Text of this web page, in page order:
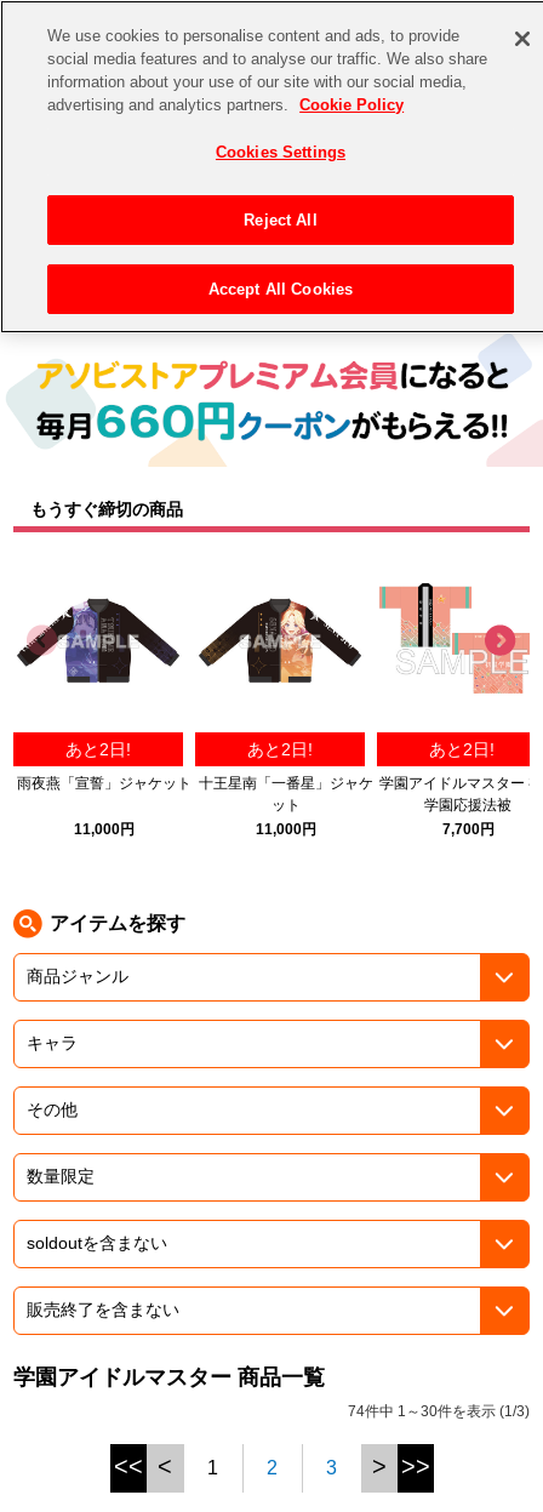
CHANNEL STORE EVENT
ゲーム 電子書籍
EVENT
ASOBI STAGE
その他先行受付
プレミアム会員とは
アイドルマスターシリーズ
アイドルマスター
アイドルマスター ミリオンライブ！
アイドルマスター SideM
学園アイドルマスター
テイルズ オブ シリーズ
パックマン
ナムコクラシック
ガンダムシリーズ
ドラゴンボール
ラブライブ！
ラブライブ！サンシャイン‼
アイドリッシュセブン
イベントグッズ
トイ・ホビー
アイドルマスター シリーズ> 学園アイドルマスター
もうすぐ締切の商品
あと2日!
雨夜燕「宣誓」ジャケット
11,000円
あと2日!
十王星南「一番星」ジャケ
ット
11,000円
あと2日!
学園アイドルマスター
学園応援法被
7,700円
アイテムを探す
学園アイドルマスター 商品一覧
74件中 1～30件を表示 (1/3)
<< < 1 2 3 > >>
We use cookies to personalise content and ads, to provide
social media features and to analyse our traffic. We also share
information about your use of our site with our social media,
advertising and analytics partners.
Cookie Policy
Cookies Settings
Reject All
Accept All Cookies